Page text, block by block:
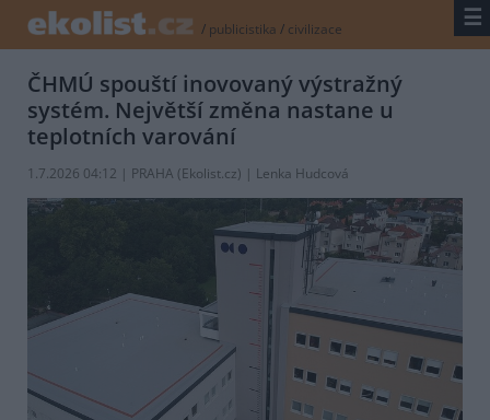
/ publicistika / civilizace ☰
ČHMÚ spouští inovovaný výstražný
systém. Největší změna nastane u
teplotních varování
1.7.2026 04:12 | PRAHA (Ekolist.cz) | Lenka Hudcová